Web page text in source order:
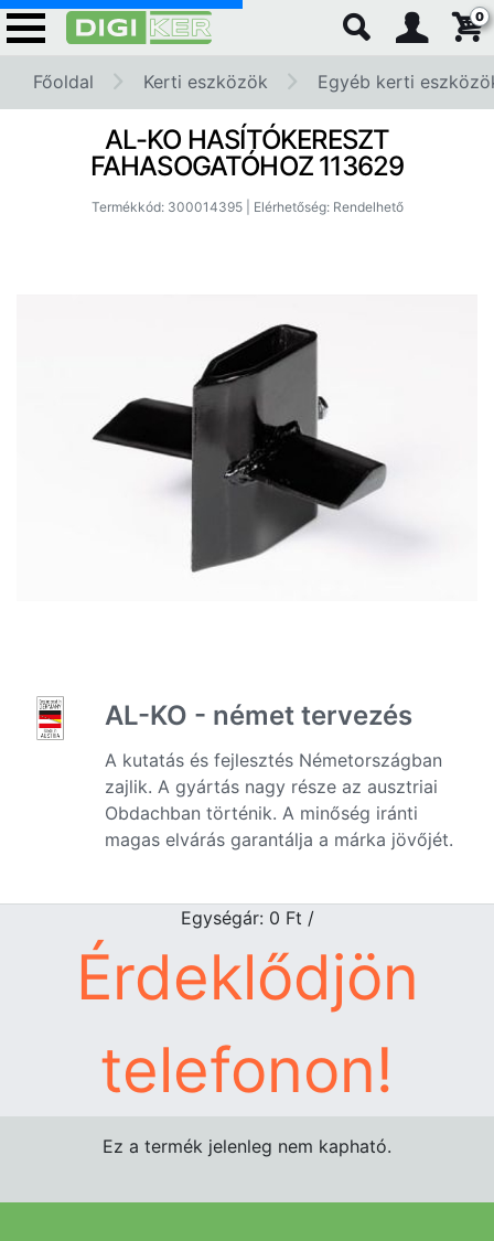
0
Főoldal Kerti eszközök Egyéb kerti
AL-KO HASÍTÓKERESZT
FAHASOGATÓHOZ 113629
Termékkód: 300014395 | Elérhetőség: Rendelhető
AL-KO - német tervezés
A kutatás és fejlesztés Németországban
zajlik. A gyártás nagy része az ausztriai
Obdachban történik. A minőség iránti
magas elvárás garantálja a márka jövőjét.
Egységár: 0 Ft /
Érdeklődjön
telefonon!
Ez a termék jelenleg nem kapható.